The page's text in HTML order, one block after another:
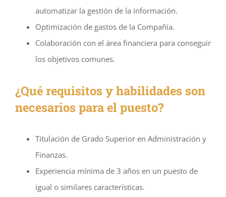
automatizar la gestión de la información.
Optimización de gastos de la Compañía.
Colaboración con el área financiera para conseguir
los objetivos comunes.
¿Qué requisitos y habilidades son
necesarios para el puesto?
Titulación de Grado Superior en Administración y
Finanzas.
Experiencia mínima de 3 años en un puesto de
igual o similares características.